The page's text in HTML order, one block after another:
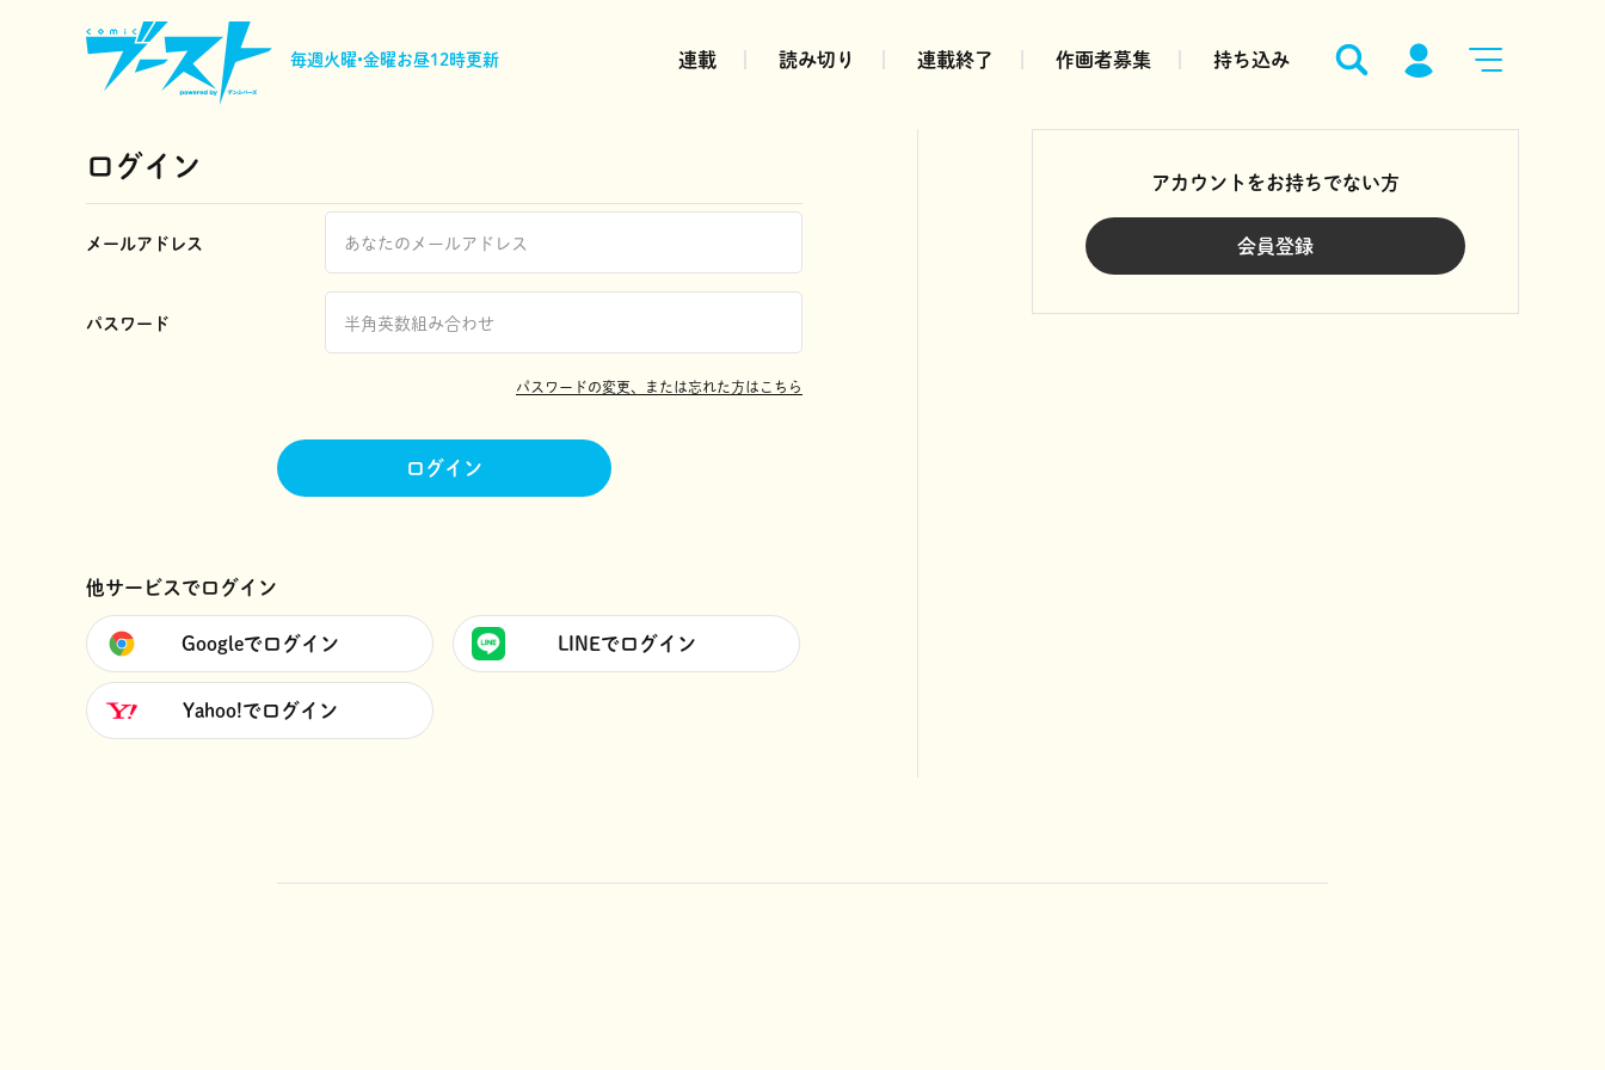
毎週火曜•金曜お昼12時更新 連載 読み切り 連載終了 作画者募集 持ち込み
ログイン
メールアドレス
パスワード
パスワードの変更、または忘れた方はこちら
ログイン
他サービスでログイン
Googleでログイン LINEでログイン
Yahoo!でログイン
アカウントをお持ちでない方
会員登録